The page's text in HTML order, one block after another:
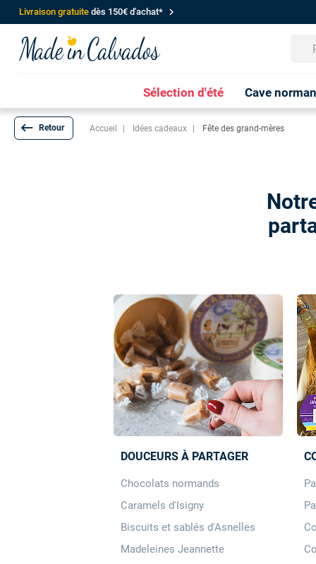
Livraison gratuitedès 150€ d'achat* chevron_right
Sélection d'été Cave
keyboard_backspace Accueil Idées cadeaux Fête des grand-mères
DOUCEURS À PARTAGER
Chocolats normands
Caramels d'Isigny
Biscuits et sablés d'Asnelles
Madeleines Jeannette